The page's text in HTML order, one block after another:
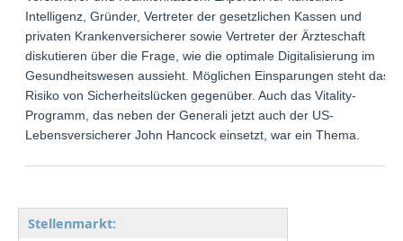
Intelligenz, Gründer, Vertreter der gesetzlichen Kassen und
privaten Krankenversicherer sowie Vertreter der Ärzteschaft
diskutieren über die Frage, wie die optimale Digitalisierung im
Gesundheitswesen aussieht. Möglichen Einsparungen steht das
Risiko von Sicherheitslücken gegenüber. Auch das Vitality-
Programm, das neben der Generali jetzt auch der US-
Lebensversicherer John Hancock einsetzt, war ein Thema.
Stellenmarkt: